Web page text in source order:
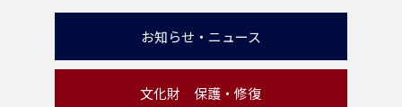
お知らせ・ニュース
文化財 保護・修復